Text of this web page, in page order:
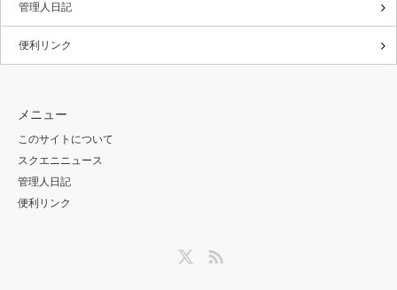
管理人日記
便利リンク
メニュー
このサイトについて
スクエニニュース
管理人日記
便利リンク